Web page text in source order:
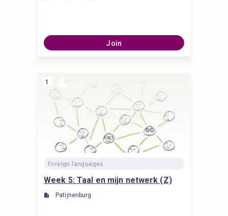
Join
1
Foreign languages
Week 5: Taal en mijn netwerk (Z)
Patijnenburg